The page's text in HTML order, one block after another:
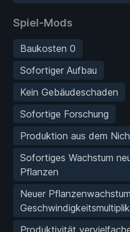
Spiel-Mods
Baukosten 0
Sofortiger Aufbau
Kein Gebäudeschaden
Sofortige Forschung
Produktion aus dem
Sofortiges Wachstum
Pflanzen
Neuer